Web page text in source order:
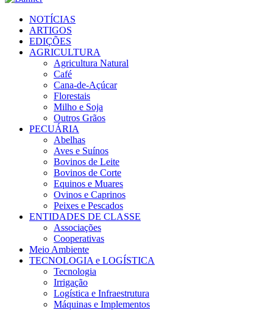
NOTÍCIAS
ARTIGOS
EDIÇÕES
AGRICULTURA
Agricultura Natural
Café
Cana-de-Açúcar
Florestais
Milho e Soja
Outros Grãos
PECUÁRIA
Abelhas
Aves e Suínos
Bovinos de Leite
Bovinos de Corte
Equinos e Muares
Ovinos e Caprinos
Peixes e Pescados
ENTIDADES DE CLASSE
Associações
Cooperativas
Meio Ambiente
TECNOLOGIA e LOGÍSTICA
Tecnologia
Irrigação
Logística e Infraestrutura
Máquinas e Implementos